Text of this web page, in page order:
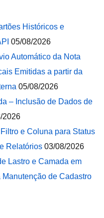
Históricos e
05/08/2026
Automático da Nota
Emitidas a partir da
05/08/2026
– Inclusão de Dados de
2026
e Coluna para Status
Relatórios 03/08/2026
Lastro e Camada em
de Cadastro